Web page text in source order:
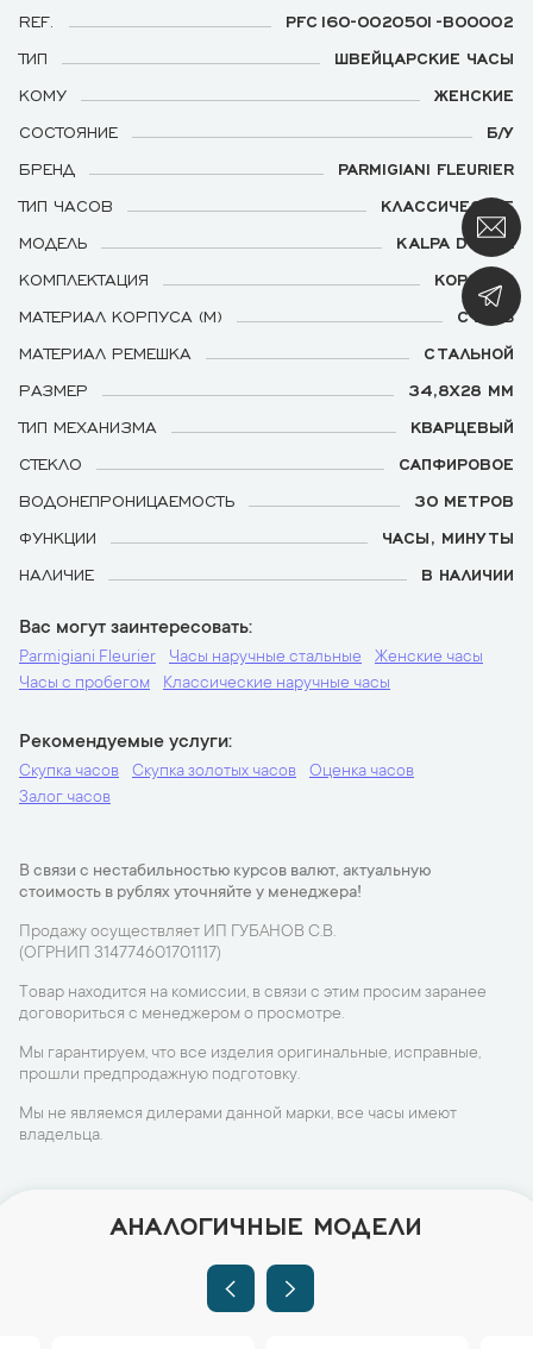
REF.
PFC160-0020501-B00002
ТИП
ШВЕЙЦАРСКИЕ ЧАСЫ
КОМУ
ЖЕНСКИЕ
СОСТОЯНИЕ
Б/У
БРЕНД
PARMIGIANI FLEURIER
ТИП ЧАСОВ
КЛАССИЧЕСКИЕ
МОДЕЛЬ
KALPA DONNA
КОМПЛЕКТАЦИЯ
КОРОБКА
МАТЕРИАЛ КОРПУСА (М)
СТАЛЬ
МАТЕРИАЛ РЕМЕШКА
СТАЛЬНОЙ
РАЗМЕР
34,8Х28 ММ
ТИП МЕХАНИЗМА
КВАРЦЕВЫЙ
СТЕКЛО
САПФИРОВОЕ
ВОДОНЕПРОНИЦАЕМОСТЬ
30 МЕТРОВ
ФУНКЦИИ
ЧАСЫ, МИНУТЫ
НАЛИЧИЕ
В НАЛИЧИИ
Вас могут заинтересовать
Parmigiani Fleurier Часы наручные стальные
Женские часы
Часы с пробегом
Классические наручные часы
Рекомендуемые услуги
Скупка часов Скупка золотых часов
Оценка часов
Залог часов
В связи с нестабильностью курсов валют, актуальную
стоимость в рублях уточняйте у менеджера!
Продажу осуществляет ИП ГУБАНОВ С.В.
(ОГРНИП 314774601701117)
Товар находится на комиссии, в связи с этим просим заранее
договориться с менеджером о просмотре.
Мы гарантируем, что все изделия оригинальные, исправные,
прошли предпродажную подготовку.
Мы не являемся дилерами данной марки, все часы имеют
владельца.
АНАЛОГИЧНЫЕ МОДЕЛИ